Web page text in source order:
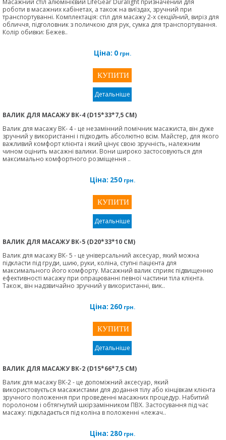
Масажний стіл алюмінієвий LifeGear Duralight призначений для
роботи в масажних кабінетах, а також на виїздах, зручний при
транспортуванні. Комплектація: стіл для масажу 2-х секційний, виріз для
обличчя, підголовник з поличкою для рук, сумка для транспортування.
Колір обивки: Бежев..
Ціна: 0грн.
Детальніше
ВАЛИК ДЛЯ МАСАЖУ ВК-4 (D15*33*7,5 СМ)
Валик для масажу ВК- 4 - це незамінний помічник масажиста, він дуже
зручний у використанні і підходить абсолютно всім. Майстер, для якого
важливий комфорт клієнта і який цінує свою зручність, належним
чином оцінить масажні валики. Вони широко застосовуються для
максимально комфортного розміщення ..
Ціна: 250грн.
Детальніше
ВАЛИК ДЛЯ МАСАЖУ ВК-5 (D20*33*10 СМ)
Валик для масажу ВК- 5 - це універсальний аксесуар, який можна
підкласти під груди, шию, руки, коліна, ступні пацієнта для
максимального його комфорту. Масажний валик сприяє підвищенню
ефективності масажу при опрацюванні певної частини тіла клієнта.
Також, він надзвичайно зручний у використанні, вик..
Ціна: 260грн.
Детальніше
ВАЛИК ДЛЯ МАСАЖУ ВК-2 (D15*66*7,5 СМ)
Валик для масажу ВК-2 - це допоміжний аксесуар, який
використовується масажистами для додання тілу або кінцівкам клієнта
зручного положення при проведенні масажних процедур. Набитий
поролоном і обтягнутий шкірзамінником ПВХ. Застосування під час
масажу: підкладається під коліна в положенні «лежач..
Ціна: 280грн.